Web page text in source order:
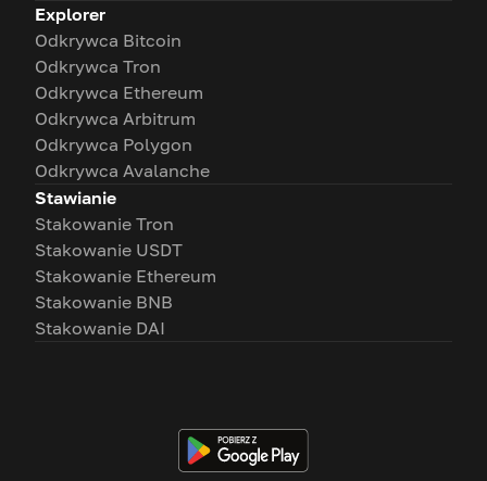
Explorer
Odkrywca Bitcoin
Odkrywca Tron
Odkrywca Ethereum
Odkrywca Arbitrum
Odkrywca Polygon
Odkrywca Avalanche
Stawianie
Stakowanie Tron
Stakowanie USDT
Stakowanie Ethereum
Stakowanie BNB
Stakowanie DAI